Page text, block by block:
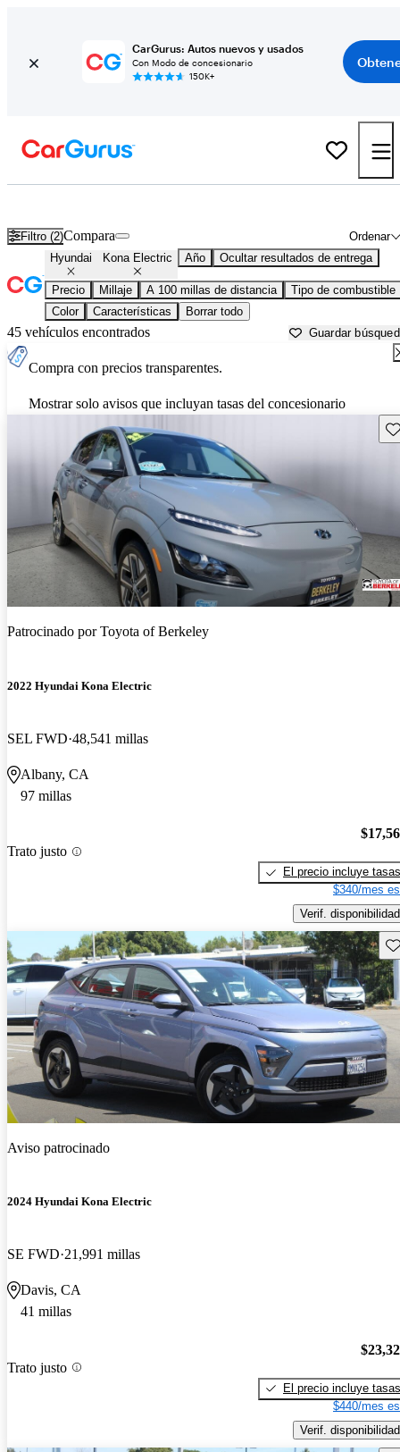
CarGurus: Autos nuevos y usados
Con Modo de concesionario
150K+
Filtro (2) Ordenar
Compara
Hyundai Kona Electric Año Ocultar resultados de entrega
Precio Millaje A 100 millas de distancia
Tipo de combustible
Color
Características Borrar todo
45 vehículos encontrados Guardar
Compra con precios transparentes.
Mostrar solo avisos que incluyan tasas del concesionario
Patrocinado porToyota of Berkeley
2022 Hyundai Kona Electric
SEL FWD 48,541 millas
Albany, CA
97 millas
Trato justo
El precio incluye tasas
$340/mes
Verif. disponibilidad
Aviso patrocinado
2024 Hyundai Kona Electric
SE FWD 21,991 millas
Davis, CA
41 millas
Trato justo
El precio incluye tasas
$440/mes
Verif. disponibilidad